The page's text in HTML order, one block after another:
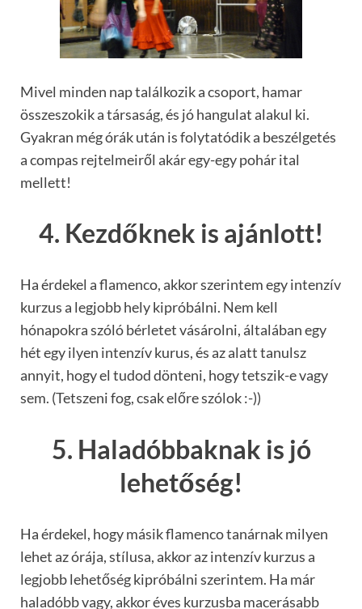
Mivel minden nap találkozik a csoport, hamar
összeszokik a társaság, és jó hangulat alakul ki.
Gyakran még órák után is folytatódik a beszélgetés
a compas rejtelmeiről akár egy-egy pohár ital
mellett!
4. Kezdőknek is ajánlott!
Ha érdekel a flamenco, akkor szerintem egy intenzív
kurzus a legjobb hely kipróbálni. Nem kell
hónapokra szóló bérletet vásárolni, általában egy
hét egy ilyen intenzív kurus, és az alatt tanulsz
annyit, hogy el tudod dönteni, hogy tetszik-e vagy
sem. (Tetszeni fog, csak előre szólok :-))
5. Haladóbbaknak is jó
lehetőség!
Ha érdekel, hogy másik flamenco tanárnak milyen
lehet az órája, stílusa, akkor az intenzív kurzus a
legjobb lehetőség kipróbálni szerintem. Ha már
haladóbb vagy, akkor éves kurzusba macerásabb